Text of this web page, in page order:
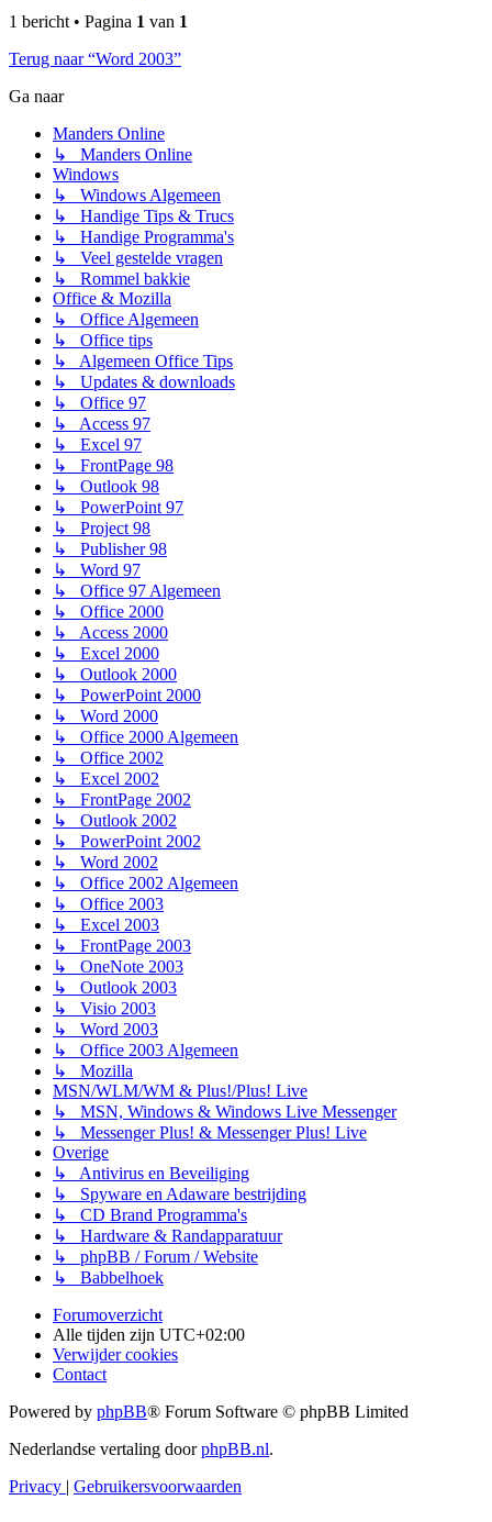
1 bericht • Pagina 1 van 1
Terug naar “Word 2003”
Ga naar
Manders Online
↳ Manders Online
Windows
↳ Windows Algemeen
↳ Handige Tips & Trucs
↳ Handige Programma's
↳ Veel gestelde vragen
↳ Rommel bakkie
Office & Mozilla
↳ Office Algemeen
↳ Office tips
↳ Algemeen Office Tips
↳ Updates & downloads
↳ Office 97
↳ Access 97
↳ Excel 97
↳ FrontPage 98
↳ Outlook 98
↳ PowerPoint 97
↳ Project 98
↳ Publisher 98
↳ Word 97
↳ Office 97 Algemeen
↳ Office 2000
↳ Access 2000
↳ Excel 2000
↳ Outlook 2000
↳ PowerPoint 2000
↳ Word 2000
↳ Office 2000 Algemeen
↳ Office 2002
↳ Excel 2002
↳ FrontPage 2002
↳ Outlook 2002
↳ PowerPoint 2002
↳ Word 2002
↳ Office 2002 Algemeen
↳ Office 2003
↳ Excel 2003
↳ FrontPage 2003
↳ OneNote 2003
↳ Outlook 2003
↳ Visio 2003
↳ Word 2003
↳ Office 2003 Algemeen
↳ Mozilla
MSN/WLM/WM & Plus!/Plus! Live
↳ MSN, Windows & Windows Live Messenger
↳ Messenger Plus! & Messenger Plus! Live
Overige
↳ Antivirus en Beveiliging
↳ Spyware en Adaware bestrijding
↳ CD Brand Programma's
↳ Hardware & Randapparatuur
↳ phpBB / Forum / Website
↳ Babbelhoek
Forumoverzicht
Alle tijden zijn UTC+02:00
Verwijder cookies
Contact
Powered by phpBB® Forum Software © phpBB Limited
Nederlandse vertaling doorphpBB.nl.
Privacy | Gebruikersvoorwaarden